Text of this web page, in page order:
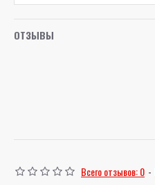
ОТЗЫВЫ
Всего отзывов: 0 -